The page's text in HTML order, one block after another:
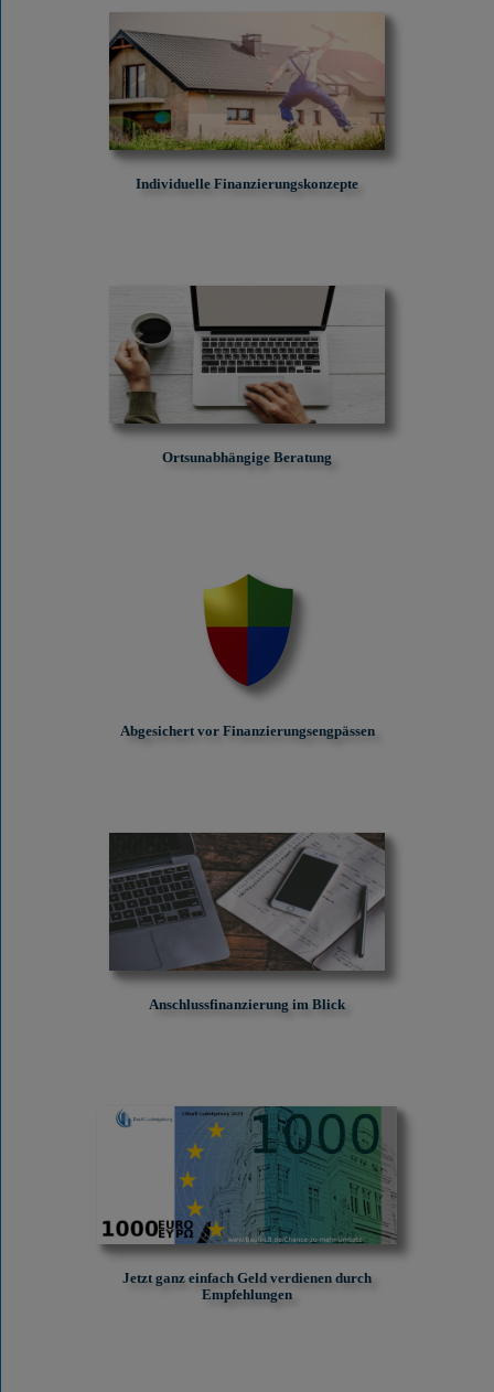
Individuelle Finanzierungskonzepte
Ortsunabhängige Beratung
Abgesichert vor Finanzierungs­engpässen
Anschlussfinanzierung im Blick
Jetzt ganz einfach Geld verdienen durch
Empfehlungen